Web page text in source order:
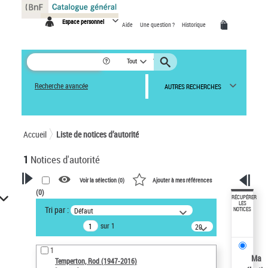
Espace personnel Aide Une question ? Historique
Tout
Recherche avancée AUTRES RECHERCHES
Accueil Liste de notices d’autorité
1 Notices d'autorité
VOTRE RECHERCHE
Recherche avancée dans les
notices d’autorité
Œuvres liées à l'auteur :
Temperton, Rod (1947-2016)
Voir la sélection (0) Ajouter à mes références
(0)
Tri par : Défaut
sur 1
20
résultats/page
1
Temperton, Rod (1947-2016)
RÉCUPÉRER
LES
NOTICES
Ma
Panneau de gestion des cookies